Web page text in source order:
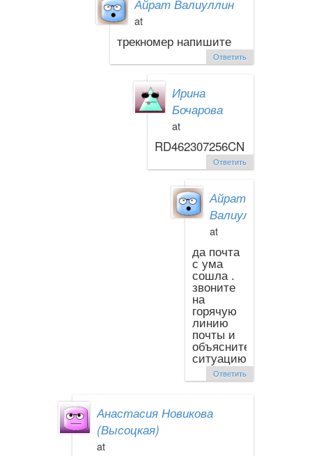
Айрат Валиуллин
at
трекномер напишите
Ответить
Ирина
Бочарова
at
RD462307256CN
Ответить
Айрат
Валиуллин
at
да почта
с ума
сошла .
звоните
на
горячую
линию
почты и
объясните
ситуацию
Ответить
Анастасия Новикова
(Высоцкая)
at